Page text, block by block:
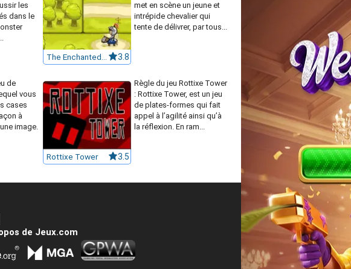
les
dans le
3.8
met en scène un jeune et
intrépide chevalier qui
tente de délivrer, par tous...
de
vous
cases
à
image.
Rottixe Tower 3.5
Règle du jeu Rottixe Tower
: Rottixe Tower, est un jeu
de plates-formes qui fait
appel à l’agilité ainsi qu’à
la réflexion. En ram...
de Jeux.com